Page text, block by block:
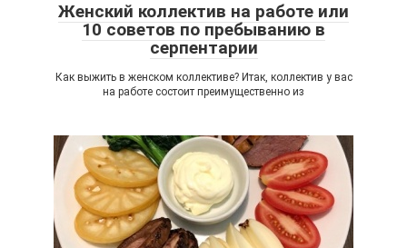
Женский коллектив на работе или
10 советов по пребыванию в
серпентарии
Как выжить в женском коллективе? Итак, коллектив у вас
на работе состоит преимущественно из